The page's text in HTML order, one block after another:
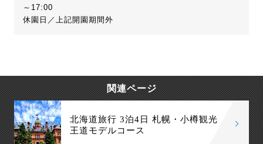
～17:00
休園日／上記開園期間外
関連ページ
北海道旅行 3泊4日 札幌・小樽観光
王道モデルコース